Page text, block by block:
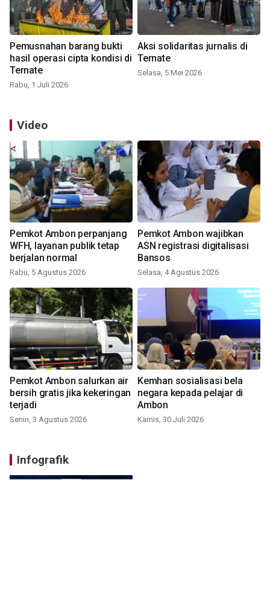
Pemusnahan barang bukti
hasil operasi cipta kondisi di
Ternate
Rabu, 1 Juli 2026
Aksi solidaritas jurnalis di
Ternate
Selasa, 5 Mei 2026
Video
Pemkot Ambon perpanjang
WFH, layanan publik tetap
berjalan normal
Rabu, 5 Agustus 2026
Pemkot Ambon wajibkan
ASN registrasi digitalisasi
Bansos
Selasa, 4 Agustus 2026
Pemkot Ambon salurkan air
bersih gratis jika kekeringan
terjadi
Senin, 3 Agustus 2026
Kemhan sosialisasi bela
negara kepada pelajar di
Ambon
Kamis, 30 Juli 2026
Infografik